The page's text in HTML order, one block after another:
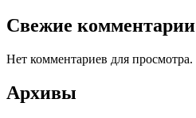
Свежие комментарии
Нет комментариев для просмотра.
Архивы